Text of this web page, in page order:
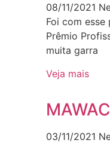
08/11/2021
Foi com
Prêmio
muita garra
Veja mais
03/11/2021